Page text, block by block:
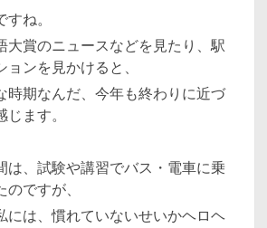
ね。
大賞のニュースなどを見たり、駅
ンを見かけると、
時期なんだ、今年も終わりに近づ
ます。
は、試験や講習でバス・電車に乗
のですが、
には、慣れていないせいかヘロヘ